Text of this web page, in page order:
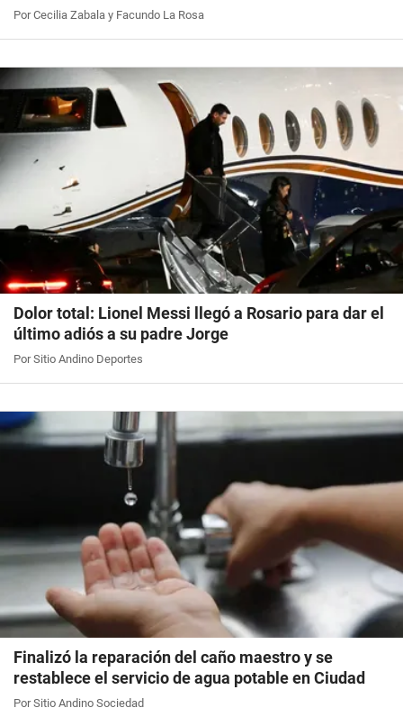
Por Cecilia Zabala y Facundo La Rosa
Dolor total: Lionel Messi llegó a Rosario para dar el
último adiós a su padre Jorge
Por Sitio Andino Deportes
Finalizó la reparación del caño maestro y se
restablece el servicio de agua potable en Ciudad
Por Sitio Andino Sociedad